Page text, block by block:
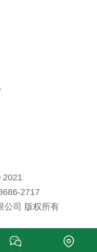
2021
2717
公司 版权所有